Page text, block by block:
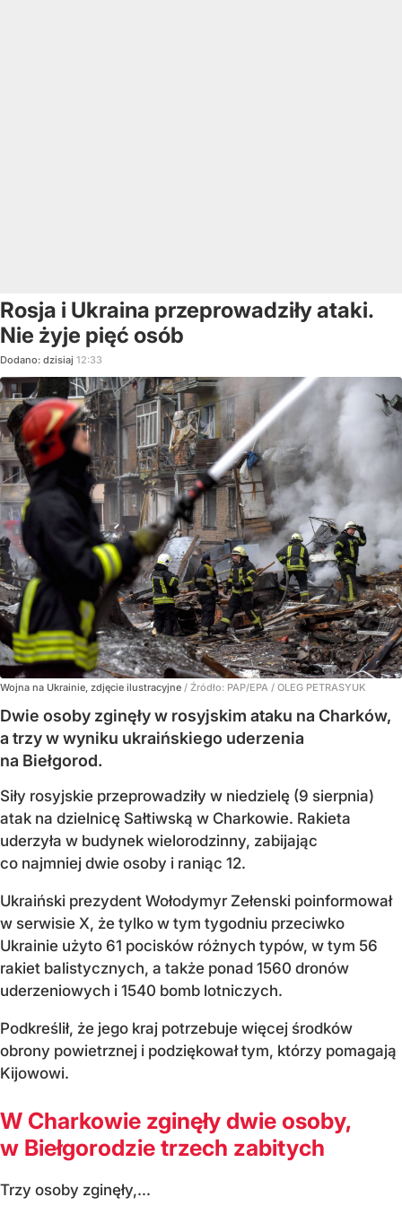
Rosja i Ukraina przeprowadziły ataki.
Nie żyje pięć osób
Dodano: dzisiaj 12:33
Wojna na Ukrainie, zdjęcie ilustracyjne / Źródło: PAP/EPA / OLEG PETRASYUK
Dwie osoby zginęły w rosyjskim ataku na Charków,
a trzy w wyniku ukraińskiego uderzenia
na Biełgorod.
Siły rosyjskie przeprowadziły w niedzielę (9 sierpnia)
atak na dzielnicę Sałtiwską w Charkowie. Rakieta
uderzyła w budynek wielorodzinny, zabijając
co najmniej dwie osoby i raniąc 12.
Ukraiński prezydent Wołodymyr Zełenski poinformował
w serwisie X, że tylko w tym tygodniu przeciwko
Ukrainie użyto 61 pocisków różnych typów, w tym 56
rakiet balistycznych, a także ponad 1560 dronów
uderzeniowych i 1540 bomb lotniczych.
Podkreślił, że jego kraj potrzebuje więcej środków
obrony powietrznej i podziękował tym, którzy pomagają
Kijowowi.
W Charkowie zginęły dwie osoby,
w Biełgorodzie trzech zabitych
Trzy osoby zginęły,...